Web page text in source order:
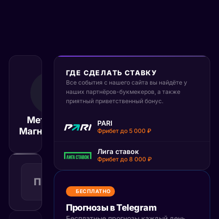
Металлург
Магнитогорск
22 ноября 2025
14:30
П1
Победа
Рекомендуемая
ставка
ГДЕ СДЕЛАТЬ СТАВКУ
Все события с нашего сайта вы найдёте у
наших партнёров-букмекеров, а также
приятный приветственный бонус.
PARI
Фрибет до 5 000 ₽
Лига ставок
Фрибет до 8 000 ₽
БЕСПЛАТНО
Прогнозы в Telegram